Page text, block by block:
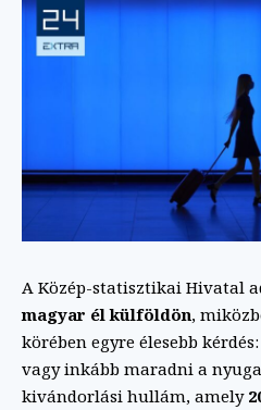
A Közép-statisztikai Hivatal
magyar él külföldön,
körében egyre élesebb
vagy inkább maradni a
kivándorlási hullám, amely